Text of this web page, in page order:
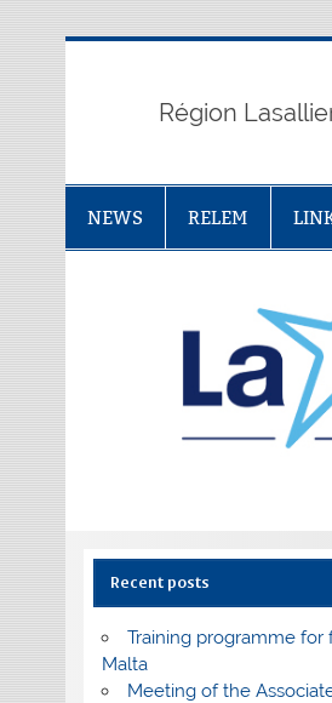
Région
NEWS RELEM
Recent posts
Training programme for
Malta
Meeting of the